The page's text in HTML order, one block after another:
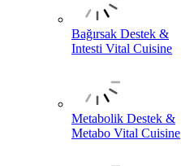
Bağırsak Destek &
Intesti Vital Cuisine
Metabolik Destek &
Metabo Vital Cuisine